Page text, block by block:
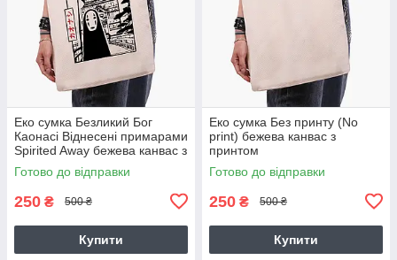
Еко сумка Безликий Бог
Каонасі Віднесені примарами
Spirited Away бежева канвас з
принтом
Готово до відправки
250 ₴ 500 ₴
Купити
Еко сумка Без принту (No
print) бежева канвас з
принтом
Готово до відправки
250 ₴ 500 ₴
Купити